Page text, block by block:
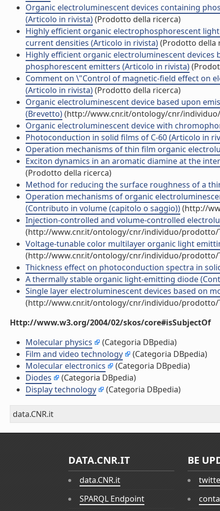
Organic electroluminescent devices containing
(Articolo in rivista)(Prodotto della ricerca)
Highly efficient organic electrophosphorescent
current densities (Articolo in rivista)(Prodotto della
Highly efficient organic electroluminescent
phosphorescent emitters (Articolo in rivista)
Comment on \"Control of magnetic-field effect on
(Articolo in rivista)(Prodotto della ricerca)
Organic electroluminescent device based upon
(Brevetto)(http://www.cnr.it/ontology/cnr/
Organic electroluminescent device with
Photoconduction in solid films of C-60 (Articolo in
Operation mechanisms of thin film organic
Exciton dynamics in an aromatic diamine at the
(Prodotto della ricerca)
Method for reducing the surface roughness of a
Operation mechanisms of organic
(Contributo in volume (capitolo o saggio))(http://
Injection-controlled and volume-controlled
(http://www.cnr.it/ontology/cnr/individuo/prodotto/
Voltage-tunable color multilayer organic light
(http://www.cnr.it/ontology/cnr/individuo/prodotto/
Thickness effect on photoconduction spectra in
A thermally stable organic light-emitting diode
Single layer electroluminescent devices based on
(http://www.cnr.it/ontology/cnr/individuo/prodotto/
Http://www.w3.org/2004/02/skos/core#isSubjectOf
Molecular physics
(Categoria DBpedia)
Film and video technology
(Categoria DBpedia)
Molecular electronics
(Categoria DBpedia)
Diodes
(Categoria DBpedia)
Display technology
(Categoria DBpedia)
data.CNR.it
DATA.CNR.IT
data.CNR.it
SPARQL Endpoint
BE